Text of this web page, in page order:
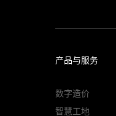
产品与服务
数字造价
智慧工地